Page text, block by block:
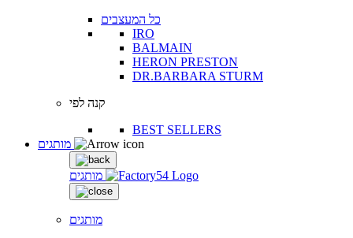
כל המעצבים
IRO
BALMAIN
HERON PRESTON
DR.BARBARA STURM
קנה לפי
BEST SELLERS
מותגים
מותגים